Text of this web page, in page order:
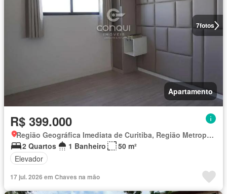
7fotos
Apartamento
R$ 399.000
Região Geográfica Imediata de Curitiba, Região Metropolitana de Curitiba
2 Quartos
1 Banheiro
50 m²
Elevador
17 jul. 2026 em Chaves na mão